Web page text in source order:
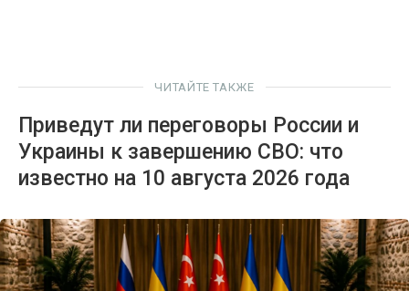
ЧИТАЙТЕ ТАКЖЕ
Приведут ли переговоры России и
Украины к завершению СВО: что
известно на 10 августа 2026 года